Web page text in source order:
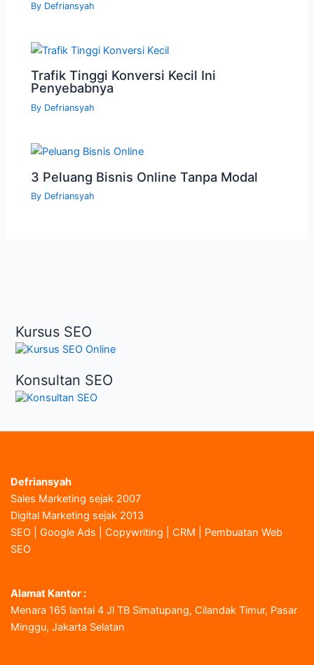
By Defriansyah
Trafik Tinggi Konversi Kecil Ini
Penyebabnya
By Defriansyah
3 Peluang Bisnis Online Tanpa Modal
By Defriansyah
Kursus SEO
Konsultan SEO
Defriansyah
Sales Marketing sejak 2007
Digital Marketing sejak 2013
SEO | Google Ads | Copywriting | CRM | Pembuatan Web
SEO
Alamat Kantor :
Menara 165 lantai 4 Jl TB Simatupang, Cilandak Timur, Pasar
Minggu, Jakarta Selatan